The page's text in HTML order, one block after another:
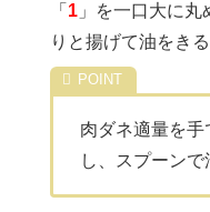
「 1 」を一口大に
りと揚げて油をきる
肉ダネ適量を
し、スプーンで